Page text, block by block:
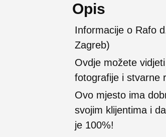
Opis
Informacije o Rafo
Zagreb)
Ovdje možete
fotografije i stvarne
Ovo mjesto ima
svojim klijentima i
je 100%!